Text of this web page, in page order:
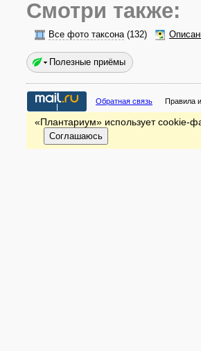
Смотри также:
Все фото таксона(132)
Полезные приёмы
Обратная связь Правила
«Плантариум» использует cookie-
Соглашаюсь